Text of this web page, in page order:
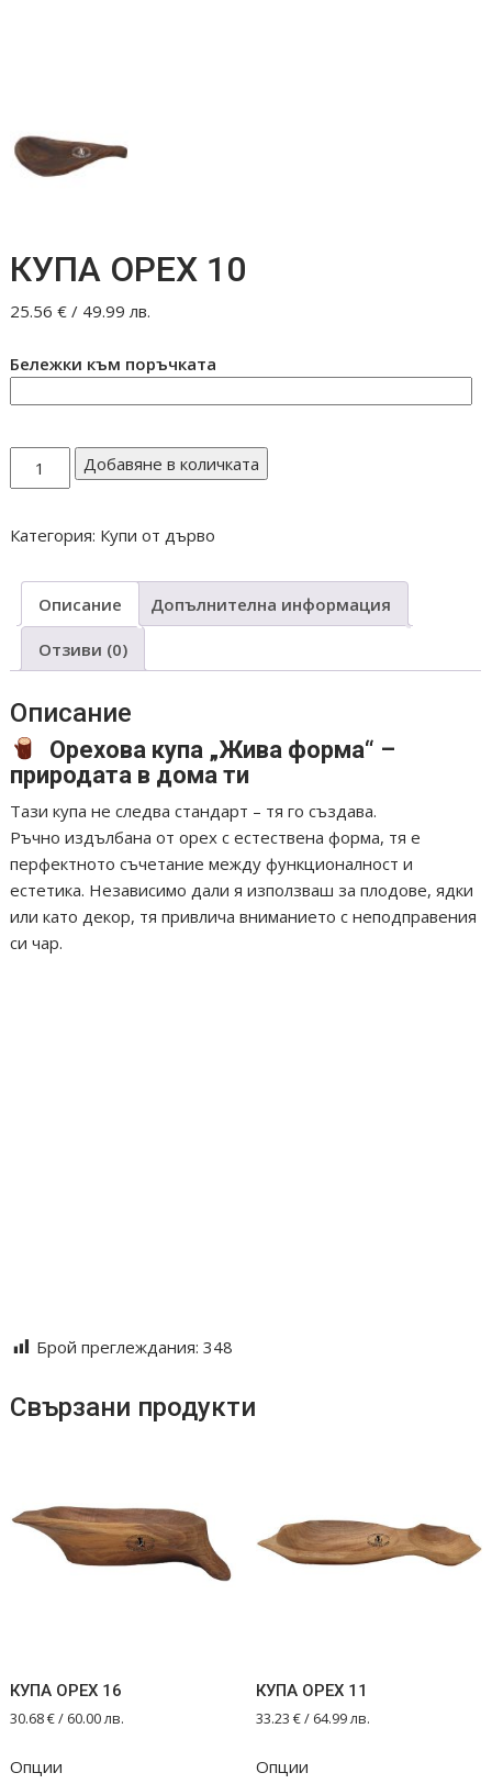
КУПА ОРЕХ 10
25.56€ / 49.99 лв.
Бележки към поръчката
количество
за
ОРЕХ
Добавяне в количката
Категория: Купи от дърво
Описание Допълнителна информация
Отзиви (0)
Описание
Орехова купа „Жива форма“ –
природата в дома ти
Тази купа не следва стандарт – тя го създава.
Ръчно издълбана от орех с естествена форма, тя е
перфектното съчетание между функционалност и
естетика. Независимо дали я използваш за плодове, ядки
или като декор, тя привлича вниманието с неподправения
си чар.
Брой преглеждания: 348
Свързани продукти
КУПА ОРЕХ 16
30.68€/ 60.00 лв.
Опции
КУПА ОРЕХ 11
33.23 €/ 64.99 лв.
Опции